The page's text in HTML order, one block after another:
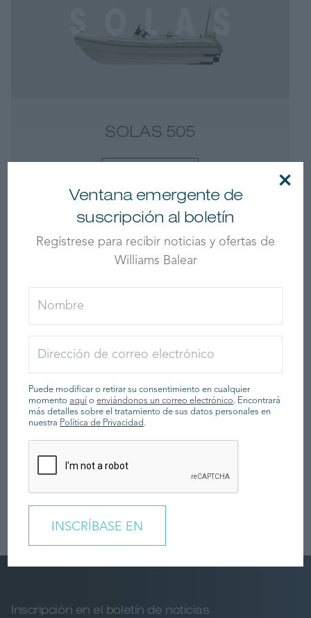
SOLAS 505
SOLAS 565
VER BARCO
Inscripción en el boletín de noticias
Ventana emergente de
suscripción al boletín
Regístrese para recibir noticias y ofertas de
Williams Balear
Puede modificar o retirar su consentimiento en cualquier
momentoaquí oenviándonos un correo electrónico. Encontrará
más detalles sobre el tratamiento de sus datos personales en
nuestra Política de Privacidad.
×